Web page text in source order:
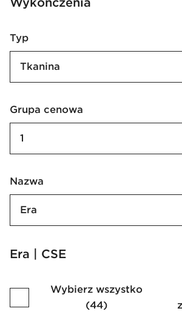
Typ
Tkanina
Grupa cenowa
1
Nazwa
Era
Era | CSE
Wybierz wszystko
(44)